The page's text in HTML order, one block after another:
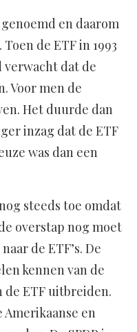
en daarom
de ETF in 1993
verwacht dat de
Voor men de
Het duurde dan
inzag dat de ETF
was dan een
steeds toe omdat
overstap nog moet
de ETF’s. De
kennen van de
de ETF uitbreiden.
Amerikaanse en